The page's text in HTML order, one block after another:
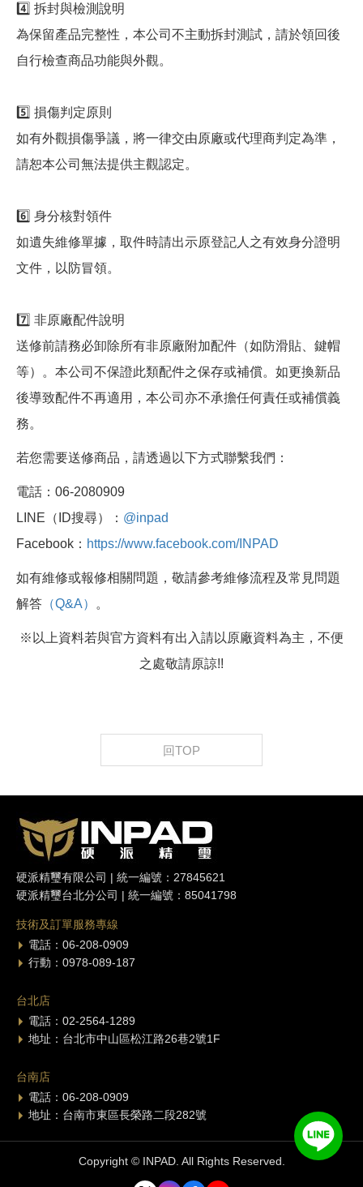
4️⃣ 拆封與檢測說明
為保留產品完整性，本公司不主動拆封測試，請於領回後
自行檢查商品功能與外觀。
5️⃣ 損傷判定原則
如有外觀損傷爭議，將一律交由原廠或代理商判定為準，
請恕本公司無法提供主觀認定。
6️⃣ 身分核對領件
如遺失維修單據，取件時請出示原登記人之有效身分證明
文件，以防冒領。
7️⃣ 非原廠配件說明
送修前請務必卸除所有非原廠附加配件（如防滑貼、鍵帽
等）。本公司不保證此類配件之保存或補償。如更換新品
後導致配件不再適用，本公司亦不承擔任何責任或補償義
務。
若您需要送修商品，請透過以下方式聯繫我們：
電話：06-2080909
LINE（ID搜尋）： @inpad
Facebook： https://www.facebook.com/INPAD
如有維修或報修相關問題，敬請參考維修流程及常見問題
解答 （Q&A） 。
※以上資料若與官方資料有出入請以原廠資料為主，不便
之處敬請原諒!!
回TOP
硬派精璽有限公司 | 統一編號：27845621
硬派精璽台北分公司 | 統一編號：85041798
技術及訂單服務專線
電話：06-208-0909
行動：0978-089-187
台北店
電話：02-2564-1289
地址：台北市中山區松江路26巷2號1F
台南店
電話：06-208-0909
地址：台南市東區長榮路二段282號
Copyright © INPAD. All Rights Reserved.